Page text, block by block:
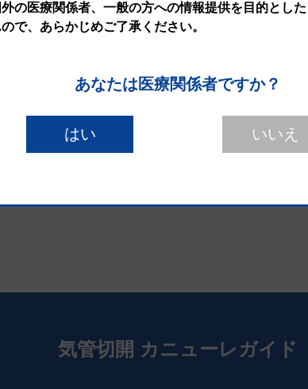
気管切開 カニューレガイド
の医療関係者、一般の方への情報提供を目的とし
で、あらかじめご了承ください。
あなたは医療関係者ですか？